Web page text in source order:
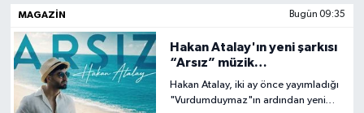
MAGAZİN Bugün 09:35
Hakan Atalay'ın yeni şarkısı
“Arsız” müzik
platformlarında
Hakan Atalay, iki ay önce yayımladığı
"Vurdumduymaz"ın ardından yeni